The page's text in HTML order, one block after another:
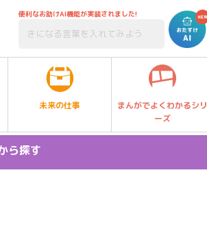
便利なお助けAI機能が実装されました!
未来の仕事
まんがでよくわかるシリ
ーズ
ら探す